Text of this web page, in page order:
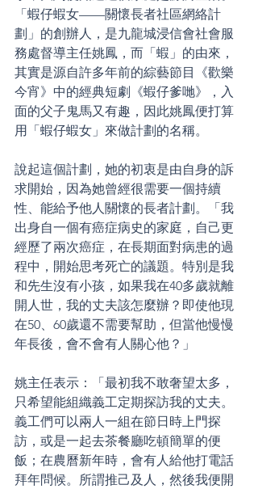
「蝦仔蝦女——關懷長者社區網絡計
劃」的創辦人，是九龍城浸信會社會服
務處督導主任姚鳳，而「蝦」的由來，
其實是源自許多年前的綜藝節目《歡樂
今宵》中的經典短劇《蝦仔爹哋》，入
面的父子鬼馬又有趣，因此姚鳳便打算
用「蝦仔蝦女」來做計劃的名稱。
說起這個計劃，她的初衷是由自身的訴
求開始，因為她曾經很需要一個持續
性、能給予他人關懷的長者計劃。「我
出身自一個有癌症病史的家庭，自己更
經歷了兩次癌症，在長期面對病患的過
程中，開始思考死亡的議題。特別是我
和先生沒有小孩，如果我在40多歲就離
開人世，我的丈夫該怎麼辦？即使他現
在50、60歲還不需要幫助，但當他慢慢
年長後，會不會有人關心他？」
姚主任表示：「最初我不敢奢望太多，
只希望能組織義工定期探訪我的丈夫。
義工們可以兩人一組在節日時上門探
訪，或是一起去茶餐廳吃頓簡單的便
飯；在農曆新年時，會有人給他打電話
拜年問候。所謂推己及人，然後我便開